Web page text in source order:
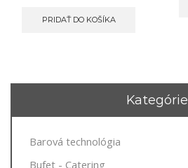
PRIDAŤ DO KOŠÍKA
Kategórie
Barová technológia
Bufet - Catering